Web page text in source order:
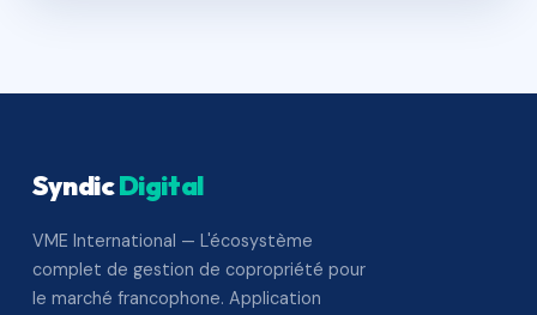
SyndicDigital
VME International — L'écosystème
complet de gestion de copropriété pour
le marché francophone. Application